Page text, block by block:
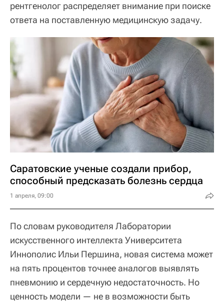
рентгенолог распределяет внимание при поиске
ответа на поставленную медицинскую задачу.
Саратовские ученые создали прибор,
способный предсказать болезнь сердца
1 апреля, 09:00
По словам руководителя Лаборатории
искусственного интеллекта Университета
Иннополис Ильи Першина, новая система может
на пять процентов точнее аналогов выявлять
пневмонию и сердечную недостаточность. Но
ценность модели — не в возможности быть